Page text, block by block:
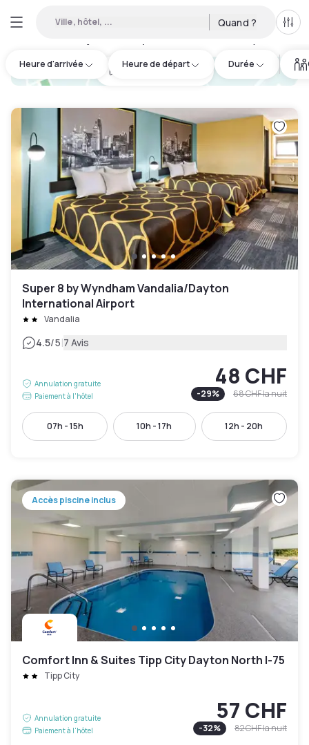
Ville, hôtel, ... Quand ?
Heure d'arrivée Heure de départ Durée
hotel.cta.view_map
Super 8 by Wyndham Vandalia/Dayton
International Airport
Vandalia
4.5/5|7 Avis
Annulation gratuite
Paiement à l'hôtel
48 CHF
-29% 68 CHFla nuit
07h - 15h 10h - 17h 12h - 20h
Accès piscine inclus
Comfort Inn & Suites Tipp City Dayton North I-75
Tipp City
Annulation gratuite
Paiement à l'hôtel
57 CHF
-32% 82 CHFla nuit